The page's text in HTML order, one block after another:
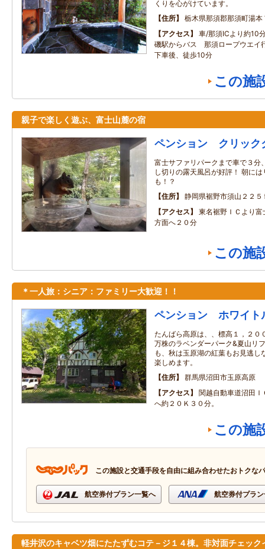
くりを心がけています。
住所
栃木県那須郡那須町湯本
アクセス
車/那須ICより約10
磯駅からバス 那須ロープウエイ
下車後、徒歩10分
この施
親子で楽しく遊ぶ、富士山麓の宿
ペンション クリック
富士サファリパークまで車で３分
し切りの露天風呂が好評！ 朝に
も！？
住所
静岡県裾野市須山２２５
アクセス
東名裾野ＩＣより
方面へ２０分
この施
＊一人旅：シニア：ファミリー大歓迎！！
ペンション ホワイト
たんばら高原は、、標高１，２０
万株のラベンダーパーク&夏山リ
も、秋は玉原湖の紅葉もお見逃し
楽しめます。
住所
群馬県沼田市玉原高原
アクセス
関越自動車道沼田
へ約２０Ｋ３０分。
この施
この施設と交通手段を自由に組み合わせたおトクな
航空券付プラン一覧へ 航空券付プラ
軽井沢のキャベツ畑にたたずむコテ－ジ１４棟。非対面チェック